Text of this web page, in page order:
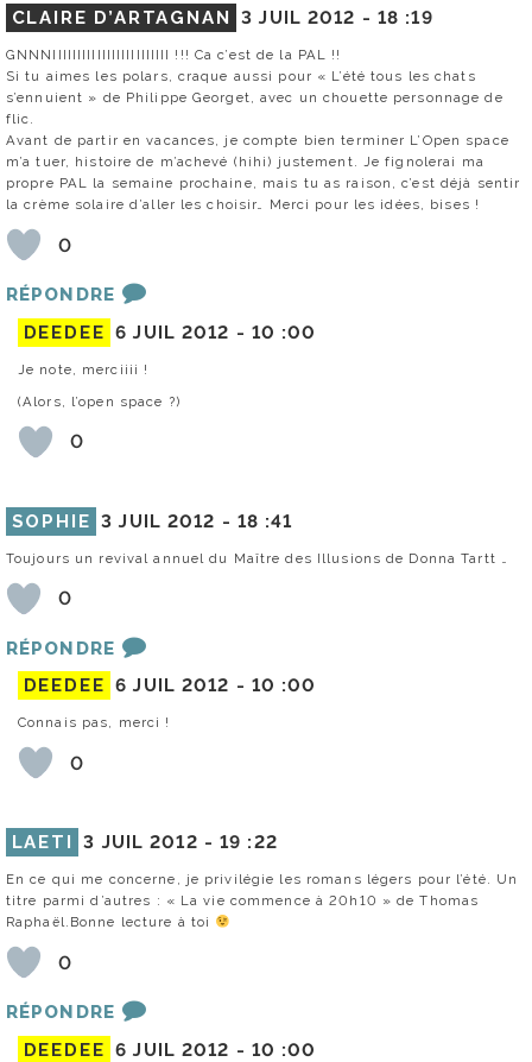
CLAIRE D’ARTAGNAN 3 JUIL 2012 - 18 :19
GNNNIIIIIIIIIIIIIIIIIIIIIIII !!! Ca c’est de la PAL !!
Si tu aimes les polars, craque aussi pour « L’été tous les chats
s’ennuient » de Philippe Georget, avec un chouette personnage de
flic.
Avant de partir en vacances, je compte bien terminer L’Open space
m’a tuer, histoire de m’achevé (hihi) justement. Je fignolerai ma
propre PAL la semaine prochaine, mais tu as raison, c’est déjà sentir
la crème solaire d’aller les choisir… Merci pour les idées, bises !
0
RÉPONDRE
DEEDEE 6 JUIL 2012 - 10 :00
Je note, merciiii !
(Alors, l’open space ?)
0
SOPHIE 3 JUIL 2012 - 18 :41
Toujours un revival annuel du Maître des Illusions de Donna Tartt …
0
RÉPONDRE
DEEDEE 6 JUIL 2012 - 10 :00
Connais pas, merci !
0
LAETI 3 JUIL 2012 -19 :22
En ce qui me concerne, je privilégie les romans légers pour l’été. Un
titre parmi d’autres : « La vie commence à 20h10 » de Thomas
Raphaël.Bonne lecture à toi
0
RÉPONDRE
DEEDEE 6 JUIL 2012 - 10 :00